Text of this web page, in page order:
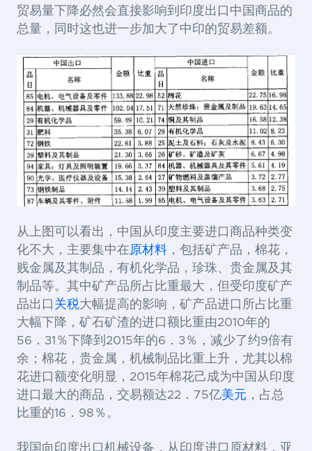
贸易量下降必然会直接影响到印度出口中国商品的
总量，同时这也进一步加大了中印的贸易差额。
从上图可以看出， 中国从印度主要进口商品种类变
化不大，主要集中在原材料 ，包括矿产品，棉花，
贱金属及其制品，有机化学品，珍珠、贵金属及其
制品等。其中矿产品所占比重最大，但受印度矿产
品出口 关税大幅提高的影响，矿产品进口所占比重
大幅下降，矿石矿渣的进口额比重由2010年的
56 ． 31 ％下降到 2015年的6 ． 3％，减少了约9倍有
余；棉花，贵金属，机械制品比重上升，尤其以棉
花进口额变化明显， 2015年棉花己成为中国从印度
进口最大的商品，交易额达22 ． 75亿美元 ，占总
比重的16 ． 98 ％。
我国向印度出口机械设备，从印度进口原材料，亚